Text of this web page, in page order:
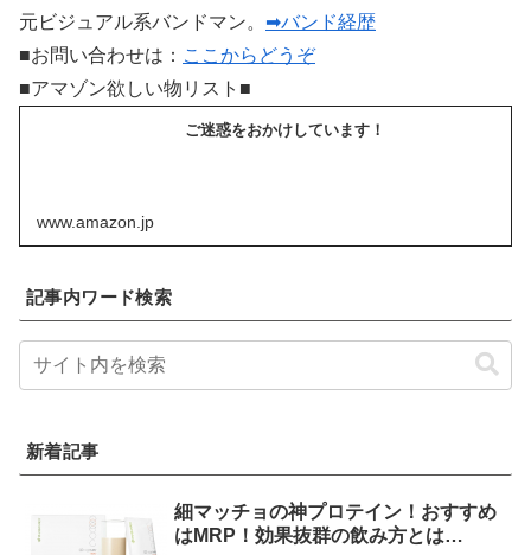
元ビジュアル系バンドマン。 ➡バンド経歴
■お問い合わせは： ここからどうぞ
■アマゾン欲しい物リスト■
ご迷惑をおかけしています！
www.amazon.jp
記事内ワード検索
新着記事
細マッチョの神プロテイン！おすすめ
はMRP！効果抜群の飲み方とは…